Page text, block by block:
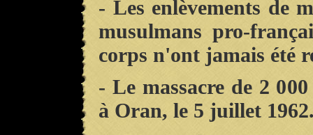
- Les enlèvements de
musulmans pro-
corps n'ont jamais été
- Le massacre de 2
à Oran, le 5 juillet